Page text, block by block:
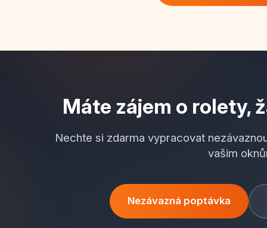
Máte zájem o rolety,
Nechte si zdarma vypracovat
vašim
Nezávazná poptávka